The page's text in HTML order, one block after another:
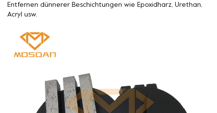
Entfernen dünnerer Beschichtungen wie Epoxidharz, Urethan,
Acryl usw.